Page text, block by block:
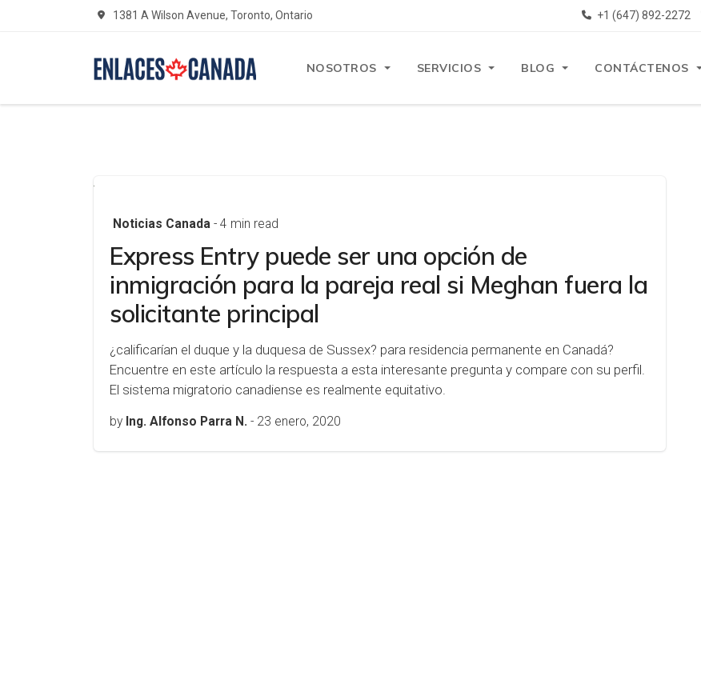
1381 A Wilson Avenue, Toronto, Ontario +1 (647) 892-2272
NOSOTROS SERVICIOS BLOG CONTÁCTENOS
Noticias Canada - 4 min read
Express Entry puede ser una opción de
inmigración para la pareja real si Meghan fuera la
solicitante principal
¿calificarían el duque y la duquesa de Sussex? para residencia permanente en Canadá?
Encuentre en este artículo la respuesta a esta interesante pregunta y compare con su perfil.
El sistema migratorio canadiense es realmente equitativo.
by Ing. Alfonso Parra N. - 23 enero, 2020